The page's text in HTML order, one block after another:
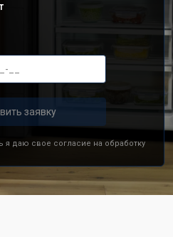
заявку
я даю свое согласие на обработку